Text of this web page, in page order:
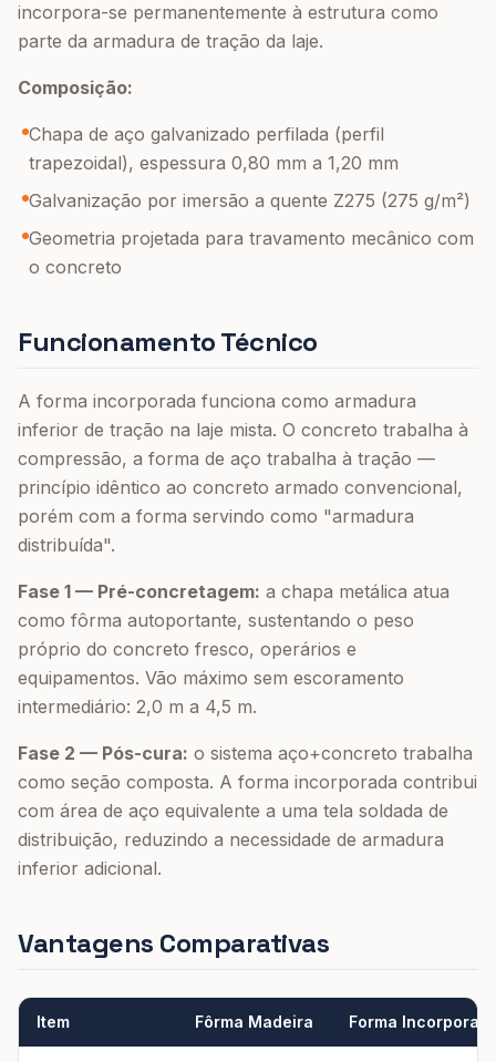
incorpora-se permanentemente à estrutura como
parte da armadura de tração da laje.
Composição:
Chapa de aço galvanizado perfilada (perfil
trapezoidal), espessura 0,80 mm a 1,20 mm
Galvanização por imersão a quente Z275 (275 g/m²)
Geometria projetada para travamento mecânico com
o concreto
Funcionamento Técnico
A forma incorporada funciona como armadura
inferior de tração na laje mista. O concreto trabalha à
compressão, a forma de aço trabalha à tração —
princípio idêntico ao concreto armado convencional,
porém com a forma servindo como "armadura
distribuída".
Fase 1 — Pré-concretagem: a chapa metálica atua
como fôrma autoportante, sustentando o peso
próprio do concreto fresco, operários e
equipamentos. Vão máximo sem escoramento
intermediário: 2,0 m a 4,5 m.
Fase 2 — Pós-cura: o sistema aço+concreto trabalha
como seção composta. A forma incorporada contribui
com área de aço equivalente a uma tela soldada de
distribuição, reduzindo a necessidade de armadura
inferior adicional.
Vantagens Comparativas
Item Fôrma Madeira Forma